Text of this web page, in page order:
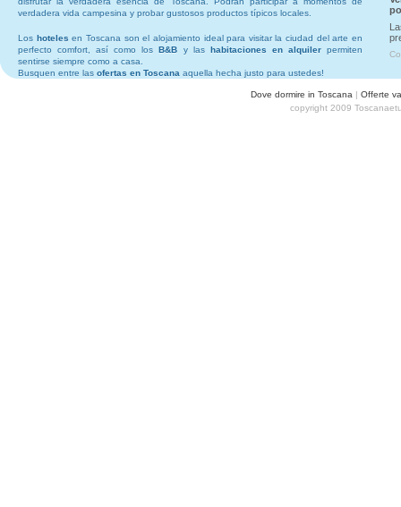
verdadera vida campesina y probar gustosos productos típicos locales.
Los hoteles en Toscana son el alojamiento ideal para visitar la ciudad del arte en
perfecto comfort, así como losB&B y las habitaciones en alquilerpermiten
sentirse siempre como a casa.
Busquen entre las ofertas en Toscana aquella hecha justo para ustedes!
Dove dormire in Toscana | Offerte
copyright 2009